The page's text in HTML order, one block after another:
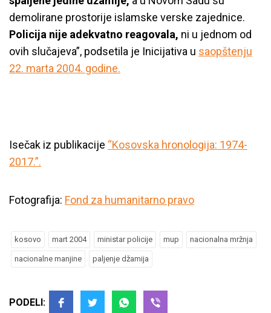
demolirane prostorije islamske verske zajednice.
Policija nije adekvatno reagovala, ni u jednom od
ovih slučajeva”, podsetila je Inicijativa u saopštenju
22. marta 2004. godine.
Isečak iz publikacije “Kosovska hronologija: 1974-
2017.”.
Fotografija: Fond za humanitarno pravo
kosovo mart 2004 ministar policije mup nacionalna mržnja
nacionalne manjine paljenje džamija
PODELI: